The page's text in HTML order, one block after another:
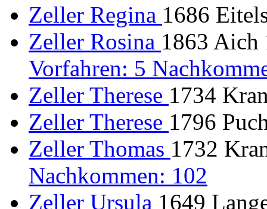
Zeller Regina 1686
Zeller Rosina 1863 Aich
Vorfahren: 5
Zeller Therese 1734
Zeller Therese 1796
Zeller Thomas 1732
Nachkommen: 102
Zeller Ursula 1649